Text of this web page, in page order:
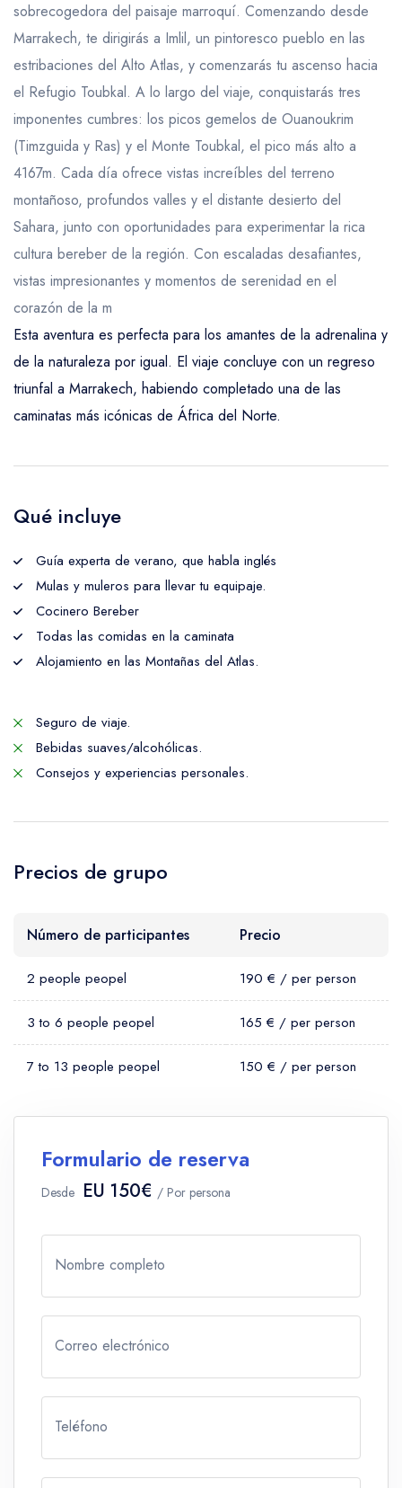
sobrecogedora del paisaje marroquí. Comenzando desde
Marrakech, te dirigirás a Imlil, un pintoresco pueblo en las
estribaciones del Alto Atlas, y comenzarás tu ascenso hacia
el Refugio Toubkal. A lo largo del viaje, conquistarás tres
imponentes cumbres: los picos gemelos de Ouanoukrim
(Timzguida y Ras) y el Monte Toubkal, el pico más alto a
4167m. Cada día ofrece vistas increíbles del terreno
montañoso, profundos valles y el distante desierto del
Sahara, junto con oportunidades para experimentar la rica
cultura bereber de la región. Con escaladas desafiantes,
vistas impresionantes y momentos de serenidad en el
corazón de la m
Esta aventura es perfecta para los amantes de la adrenalina y
de la naturaleza por igual. El viaje concluye con un regreso
triunfal a Marrakech, habiendo completado una de las
caminatas más icónicas de África del Norte.
Qué incluye
Guía experta de verano, que habla inglés
Mulas y muleros para llevar tu equipaje.
Cocinero Bereber
Todas las comidas en la caminata
Alojamiento en las Montañas del Atlas.
Seguro de viaje.
Bebidas suaves/alcohólicas.
Consejos y experiencias personales.
Precios de grupo
Número de participantes Precio
2 people peopel 190 € / per person
3 to 6 people peopel 165 € / per person
7 to 13 people peopel 150 € / per person
Formulario de reserva
Desde EU 150€ / Por persona
Nombre completo
Correo electrónico
Teléfono